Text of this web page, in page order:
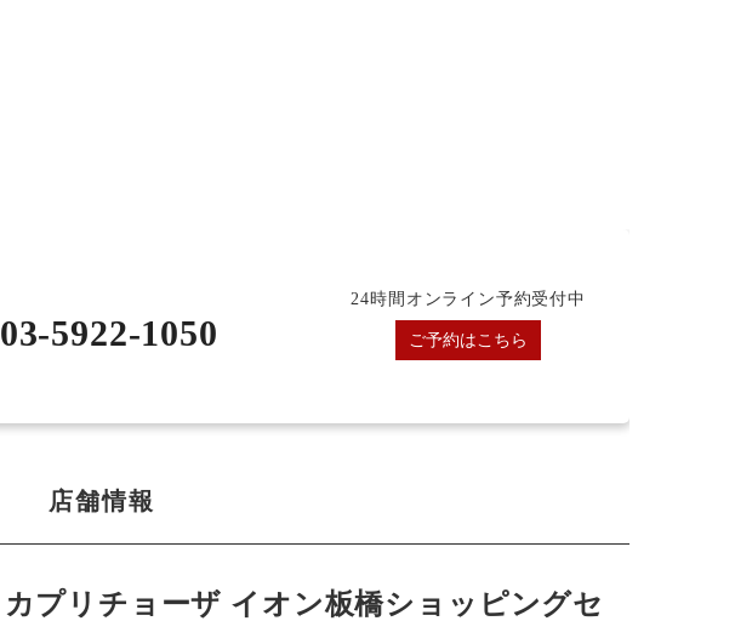
03-5922-1050
24時間オンライン予約受付中
ご予約はこちら
店舗情報
カプリチョーザ イオン板橋ショッピングセ